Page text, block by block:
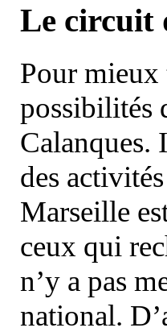
Le circuit
Pour mieux
possibilités
Calanques.
des
Marseille
ceux qui
n’y a pas
national.